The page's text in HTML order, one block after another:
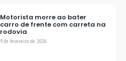
Motorista morre ao bater
carro de frente com carreta na
rodovia
9 de fevereiro de 2026